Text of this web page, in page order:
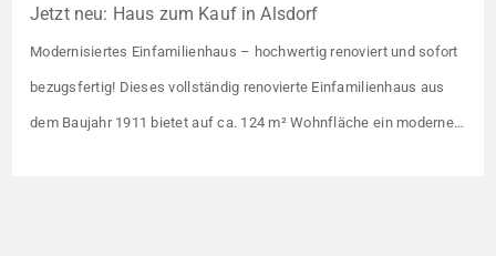
Jetzt neu: Haus zum Kauf in Alsdorf
Modernisiertes Einfamilienhaus – hochwertig renoviert und sofort
bezugsfertig! Dieses vollständig renovierte Einfamilienhaus aus
dem Baujahr 1911 bietet auf ca. 124 m² Wohnfläche ein modernes